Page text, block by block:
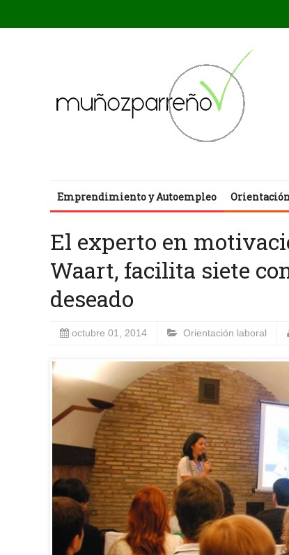
Emprendimiento y Autoempleo
El experto en
Waart, facilita siete
deseado
octubre 01, 2014 Orientación laboral